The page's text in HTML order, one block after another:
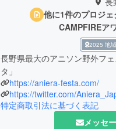
他に1件のプロジ
CAMPFIREア
2025 地
長野県最大のアニソン野外フ
タ」
https://aniera-festa.com/
https://twitter.com/
特定商取引法に基づく表記
メッセ